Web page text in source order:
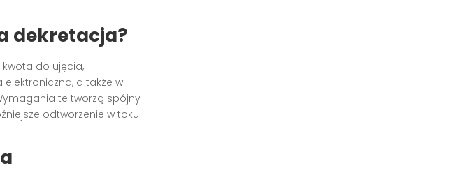
dekretacja?
do ujęcia,
a także w
te tworzą spójny
odtworzenie w toku